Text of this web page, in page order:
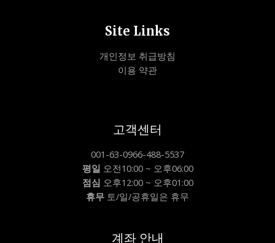
Site Links
개인정보 취급방침
이용 약관
고객센터
001-63-0966-488-5537
평일 오전10:00 ~ 오후06:00
점심 오후12:00 ~ 오후01:00
휴무 토/일/공휴일은 휴무
계좌 안내